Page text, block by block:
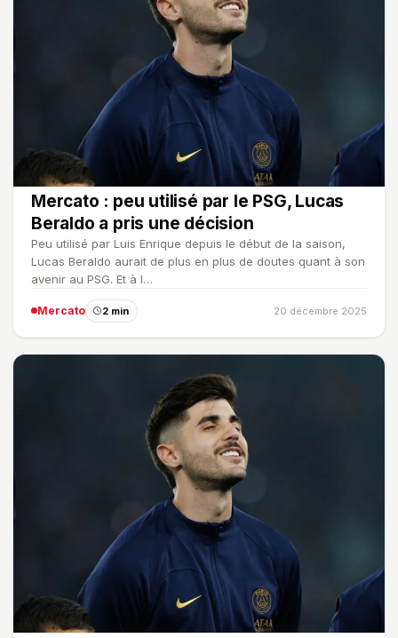
Mercato : peu utilisé par le PSG, Lucas
Beraldo a pris une décision
Peu utilisé par Luis Enrique depuis le début de la saison,
Lucas Beraldo aurait de plus en plus de doutes quant à son
avenir au PSG. Et à l…
Mercato 2 min 20 décembre 2025